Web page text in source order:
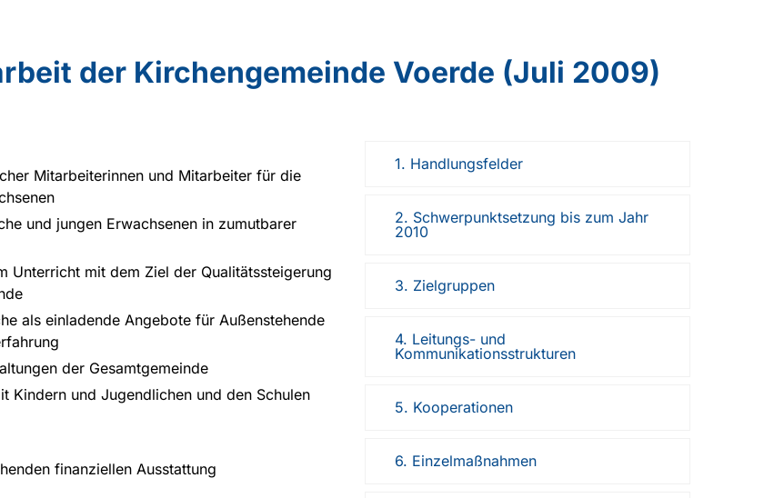
der Kirchengemeinde Voerde (Juli 2009)
Mitarbeiterinnen und Mitarbeiter für die
und jungen Erwachsenen in zumutbarer
Unterricht mit dem Ziel der Qualitätssteigerung
als einladende Angebote für Außenstehende
der Gesamtgemeinde
Kindern und Jugendlichen und den Schulen
finanziellen Ausstattung
1. Handlungsfelder
2. Schwerpunktsetzung bis zum Jahr
2010
3. Zielgruppen
4. Leitungs- und
Kommunikationsstrukturen
5. Kooperationen
6. Einzelmaßnahmen